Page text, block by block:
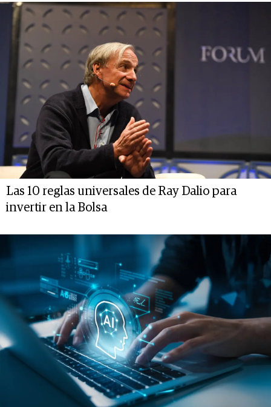
Las 10 reglas universales de Ray Dalio para
invertir en la Bolsa